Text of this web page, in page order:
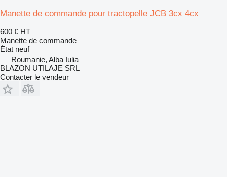
Manette de commande pour tractopelle JCB 3cx 4cx
600 € HT
Manette de commande
État neuf
Roumanie, Alba Iulia
BLAZON UTILAJE SRL
Contacter le vendeur